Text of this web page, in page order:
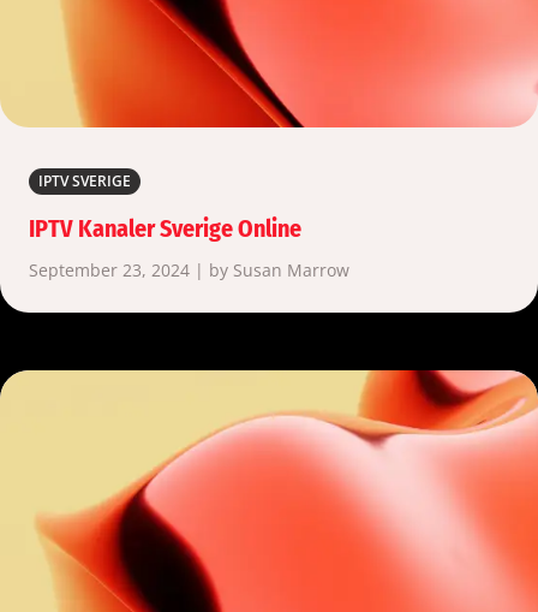
IPTV SVERIGE
IPTV Kanaler Sverige Online
September 23, 2024 | by Susan Marrow